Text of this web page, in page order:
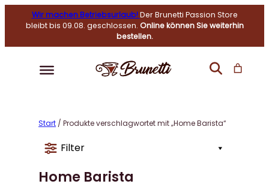
Wir machen Betriebsurlaub!Der Brunetti Passion Store
bleibt bis 09.08. geschlossen. Online können Sie weiterhin
bestellen.
Start / Produkte verschlagwortet mit „Home Barista“
Filter
Home Barista